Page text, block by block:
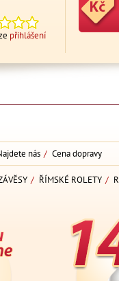
přihlášení
nás / Cena dopravy
/ ŘÍMSKÉ ROLETY /